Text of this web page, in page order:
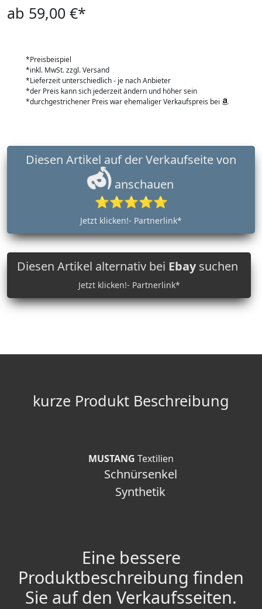
ab 59,00 €*
*Preisbeispiel
*inkl. MwSt. zzgl. Versand
*Lieferzeit unterschiedlich - je nach Anbieter
*der Preis kann sich jederzeit ändern und höher sein
*durchgestrichener Preis war ehemaliger Verkaufspreis bei
anschauen
⭐⭐⭐⭐⭐
Jetzt klicken!- Partnerlink*
Diesen Artikel alternativ bei Ebaysuchen
Jetzt klicken!- Partnerlink*
kurze Produkt Beschreibung
MUSTANG Textilien
Schnürsenkel
Synthetik
Eine bessere
Produktbeschreibung finden
Sie auf den Verkaufsseiten.